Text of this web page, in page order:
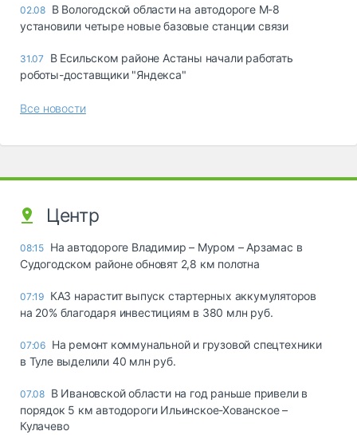
02.08 В Вологодской области на автодороге М-8
установили четыре новые базовые станции связи
31.07
В Есильском районе Астаны начали работать
роботы-доставщики "Яндекса"
Все новости
Центр
08:15 На автодороге Владимир – Муром – Арзамас в
Судогодском районе обновят 2,8 км полотна
07:19 КАЗ нарастит выпуск стартерных аккумуляторов
на 20% благодаря инвестициям в 380 млн руб.
07:06 На ремонт коммунальной и грузовой спецтехники
в Туле выделили 40 млн руб.
07.08 В Ивановской области на год раньше привели в
порядок 5 км автодороги Ильинское-Хованское –
Кулачево